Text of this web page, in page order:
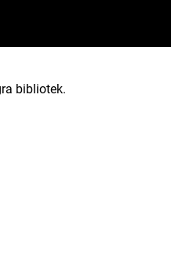
bibliotek.